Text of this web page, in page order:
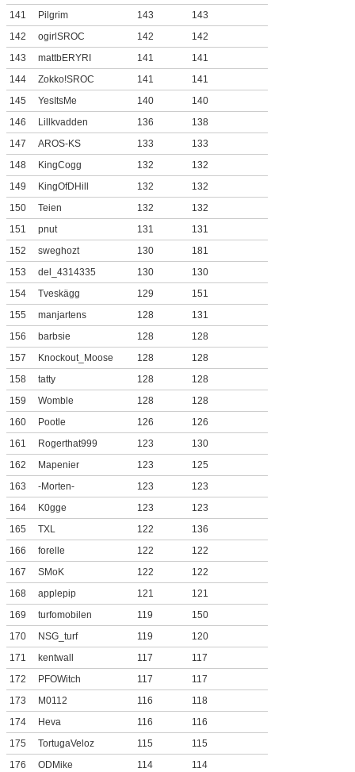
141
Pilgrim 143
143
142
ogirlSROC 142
142
143
mattbERYRI 141
141
144
Zokko!SROC 141
141
145
YesItsMe 140
140
146
Lillkvadden 136
138
147
AROS-KS 133
133
148
KingCogg 132
132
149
KingOfDHill 132
132
150
Teien 132
132
151
pnut 131
131
152
sweghozt 130
181
153
del_4314335 130
130
154
Tveskägg 129
151
155
manjartens 128
131
156
barbsie 128
128
157
Knockout_Moose 128
128
158
tatty 128
128
159
Womble 128
128
160
Pootle 126
126
161
Rogerthat999 123
130
162
Mapenier 123
125
163
-Morten- 123
123
164
K0gge 123
123
165
TXL 122
136
166
forelle 122
122
167
SMoK 122
122
168
applepip 121
121
169
turfomobilen 119
150
170
NSG_turf 119
120
171
kentwall 117
117
172
PFOWitch 117
117
173
M0112 116
118
174
Heva 116
116
175
TortugaVeloz 115
115
176
ODMike 114
114